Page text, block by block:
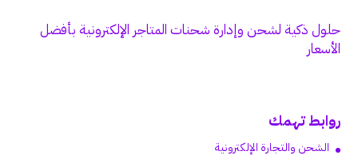
حلول ذكية لشحن وإدارة شحنات المتاجر الإلكترونية بأفضل
الأسعار
روابط تهمك
الشحن والتجارة الإلكترونية